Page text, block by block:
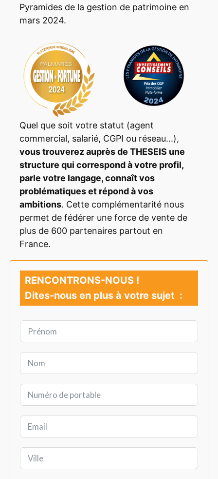
Pyramides de la gestion de patrimoine en
mars 2024.
Quel que soit votre statut (agent
commercial, salarié, CGPI ou réseau...),
vous trouverez auprès de THESEIS une
structure qui correspond à votre profil,
parle votre langage, connaît vos
problématiques et répond à vos
ambitions. Cette complémentarité nous
permet de fédérer une force de vente de
plus de 600 partenaires partout en
France.
RENCONTRONS-NOUS !
Dites-nous en plus à votre sujet :